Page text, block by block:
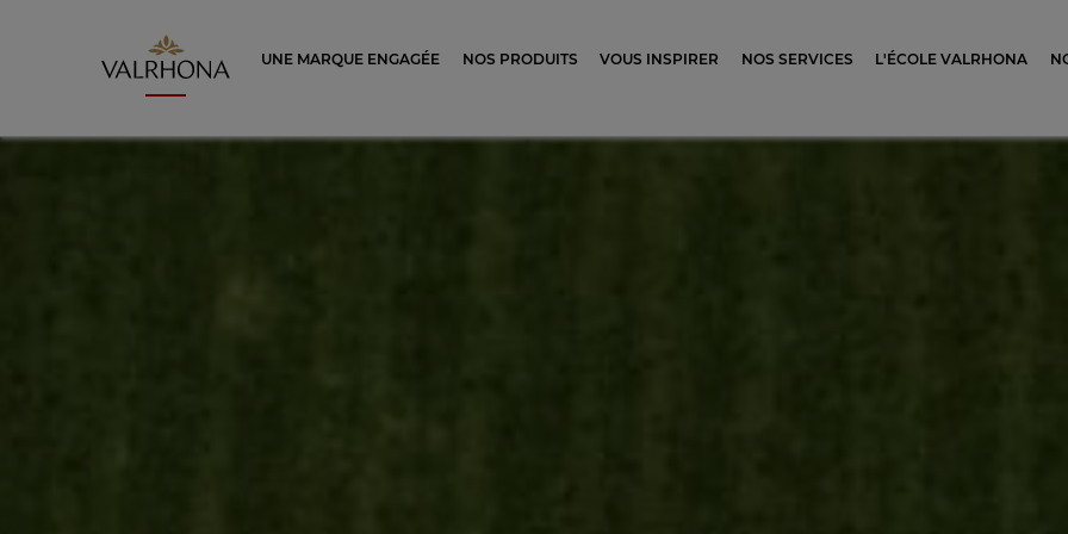
Valrhona - Imaginons le meilleur du chocolat
UNE MARQUE ENGAGÉE NOS PRODUITS VOUS INSPIRER NOS SERVICES L'ÉCOLE VALRHONA